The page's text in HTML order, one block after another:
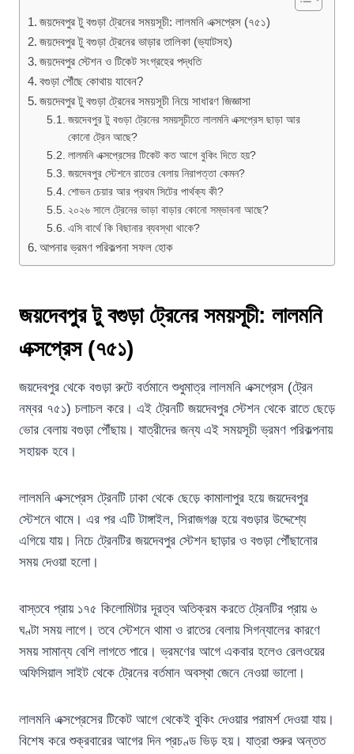
জয়দেবপুর টু বগুড়া ট্রেনের সময়সূচী: লালমনি এক্সপ্রেস (৭৫১)
জয়দেবপুর টু বগুড়া ট্রেনের ভাড়ার তালিকা (ভ্যাটসহ)
জয়দেবপুর স্টেশন ও টিকেট সংগ্রহের পদ্ধতি
বগুড়া পৌঁছে কোথায় যাবেন?
জয়দেবপুর টু বগুড়া ট্রেনের সময়সূচী নিয়ে সাধারণ জিজ্ঞাসা
জয়দেবপুর টু বগুড়া ট্রেনের সময়সূচীতে লালমনি এক্সপ্রেস ছাড়া আর
কোনো ট্রেন আছে?
লালমনি এক্সপ্রেসের টিকেট কত আগে বুকিং দিতে হয়?
জয়দেবপুর স্টেশনে রাতের বেলায় নিরাপত্তা কেমন?
শোভন চেয়ার আর প্রথম সিটের পার্থক্য কী?
২০২৬ সালে ট্রেনের ভাড়া বাড়ার কোনো সম্ভাবনা আছে?
এসি বার্থে কি বিছানার ব্যবস্থা থাকে?
আপনার ভ্রমণ পরিকল্পনা সফল হোক
জয়দেবপুর টু বগুড়া ট্রেনের সময়সূচী: লালমনি
এক্সপ্রেস (৭৫১)
জয়দেবপুর থেকে বগুড়া রুটে বর্তমানে শুধুমাত্র লালমনি এক্সপ্রেস (ট্রেন
নম্বর ৭৫১) চলাচল করে। এই ট্রেনটি জয়দেবপুর স্টেশন থেকে রাতে ছেড়ে
ভোর বেলায় বগুড়া পৌঁছায়। যাত্রীদের জন্য এই সময়সূচী ভ্রমণ পরিকল্পনায়
সহায়ক হবে।
লালমনি এক্সপ্রেস ট্রেনটি ঢাকা থেকে ছেড়ে কামালাপুর হয়ে জয়দেবপুর
স্টেশনে থামে। এর পর এটি টাঙ্গাইল, সিরাজগঞ্জ হয়ে বগুড়ার উদ্দেশ্যে
এগিয়ে যায়। নিচে ট্রেনটির জয়দেবপুর স্টেশন ছাড়ার ও বগুড়া পৌঁছানোর
সময় দেওয়া হলো।
বাস্তবে প্রায় ১৭৫ কিলোমিটার দূরত্ব অতিক্রম করতে ট্রেনটির প্রায় ৬
ঘণ্টা সময় লাগে। তবে স্টেশনে থামা ও রাতের বেলায় সিগন্যালের কারণে
সময় সামান্য বেশি লাগতে পারে। ভ্রমণের আগে একবার হলেও রেলওয়ের
অফিসিয়াল সাইট থেকে ট্রেনের বর্তমান অবস্থা জেনে নেওয়া ভালো।
লালমনি এক্সপ্রেসের টিকেট আগে থেকেই বুকিং দেওয়ার পরামর্শ দেওয়া যায়।
বিশেষ করে শুক্রবারের আগের দিন প্রচণ্ড ভিড় হয়। যাত্রা শুরুর অন্তত